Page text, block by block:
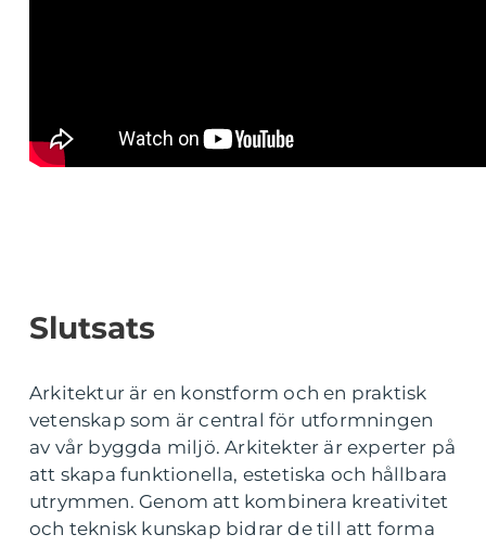
Slutsats
Arkitektur är en konstform och en praktisk
vetenskap som är central för utformningen
av vår byggda miljö. Arkitekter är experter på
att skapa funktionella, estetiska och hållbara
utrymmen. Genom att kombinera kreativitet
och teknisk kunskap bidrar de till att forma